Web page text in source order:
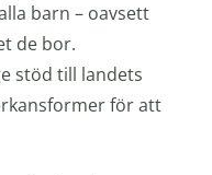
barn – oavsett
de bor.
stöd till landets
för att